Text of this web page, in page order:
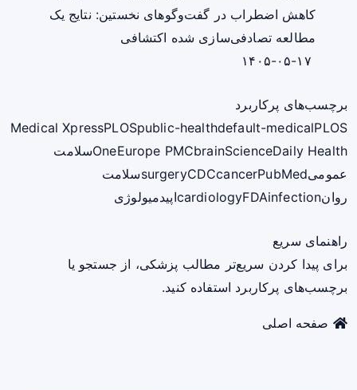
کاهش اضطراب در گفت‌وگوهای نخستین: نتایج یک
مطالعه تصادفی‌سازی شده اکتشافی
برچسب‌های پرکاربرد
Medical XpressPLOSpublic-healthdefault-medicalPLOS
OneEurope PMCbrainScienceDaily Health
سلامت
عمومی
surgeryCDCcancerPubMed
سلامت
روان
cardiologyFDAinfection اپیدمیولوژی
راهنمای سریع
برای پیدا کردن سریع‌تر مطالب پزشکی، از جستجو یا
برچسب‌های پرکاربرد استفاده کنید.
صفحه اصلی